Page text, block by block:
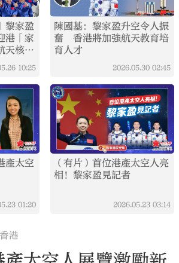
黎家盈
港「家
天核心
10:25
陳國基：黎家盈升空令人振
奮 香港將加強航天教育培
育人才
2026.05.30 02:45
產太空
01:20
（有片）首位港產太空人亮
相！黎家盈見記者
2026.05.23 03:14
香港